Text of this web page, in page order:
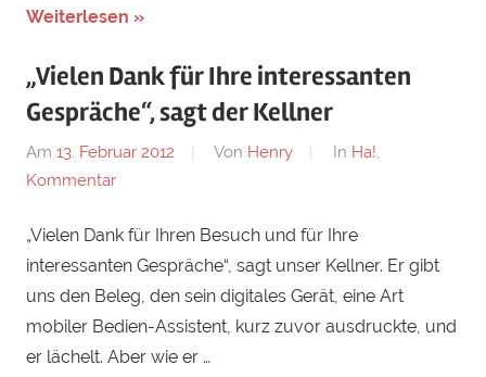
Weiterlesen »
„Vielen Dank für Ihre interessanten
Gespräche“, sagt der Kellner
Am 13. Februar 2012 Von Henry In Ha!,
Kommentar
„Vielen Dank für Ihren Besuch und für Ihre
interessanten Gespräche“, sagt unser Kellner. Er gibt
uns den Beleg, den sein digitales Gerät, eine Art
mobiler Bedien-Assistent, kurz zuvor ausdruckte, und
er lächelt. Aber wie er …